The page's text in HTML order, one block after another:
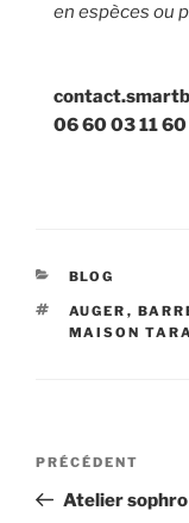
en espèces ou
06 60 03 11 60
CATÉGORIES
BLOG
ÉTIQUETTES
AUGER ,
MAISON TARA
Navigation
l’article
Article
précédent
PRÉCÉDENT
Atelier